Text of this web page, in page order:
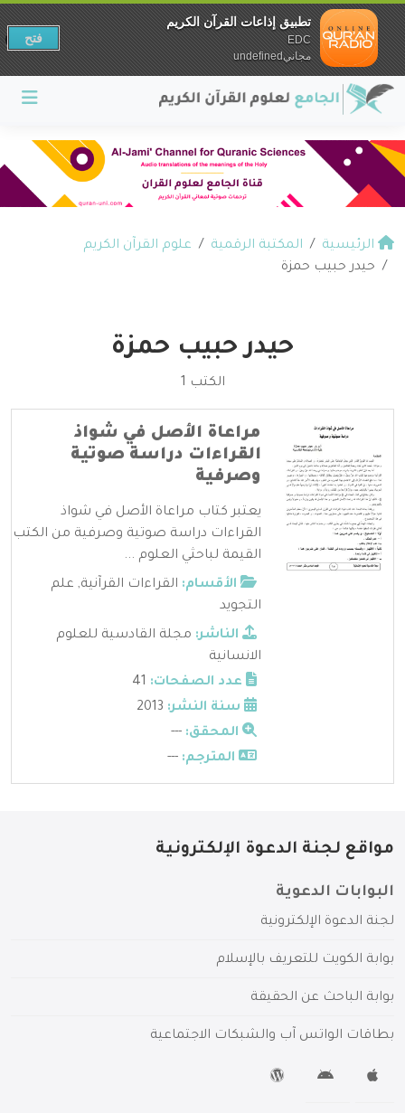
الرئيسية المكتبة الرقمية
علوم القرآن الكريم
حيدر حبيب حمزة
حيدر حبيب حمزة
الكتب 1
مراعاة الأصل في شواذ
القراءات دراسة صوتية
وصرفية
يعتبر كتاب مراعاة الأصل في شواذ
القراءات دراسة صوتية وصرفية من الكتب
القيمة لباحثي العلوم ...
الأقسام: القراءات القرآنية, علم
التجويد
الناشر: مجلة القادسية للعلوم
الانسانية
عدد الصفحات:
سنة النشر:
المحقق: ---
المترجم: ---
مواقع لجنة الدعوة الإلكترونية
البوابات الدعوية
لجنة الدعوة الإلكترونية
بوابة الكويت للتعريف بالإسلام
بوابة الباحث عن الحقيقة
بطاقات الواتس آب والشبكات الاجتماعية
تطبيق إذاعات القرآن الكريم
EDC
مجانيundefined
فتح